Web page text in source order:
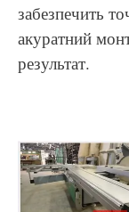
забезпечить
акуратний
результат.